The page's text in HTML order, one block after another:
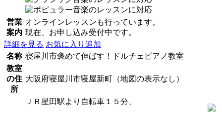
営業
案内
オンラインレッスンも行っています。
現在、お申し込み受付中です。
詳細を見る お気に入り追加
名称 寝屋川市褒めて伸ばす！ドルチェピアノ教室
教室
の住
所
大阪府寝屋川市寝屋新町（地図の表示なし）
ＪＲ星田駅より自転車１５分、